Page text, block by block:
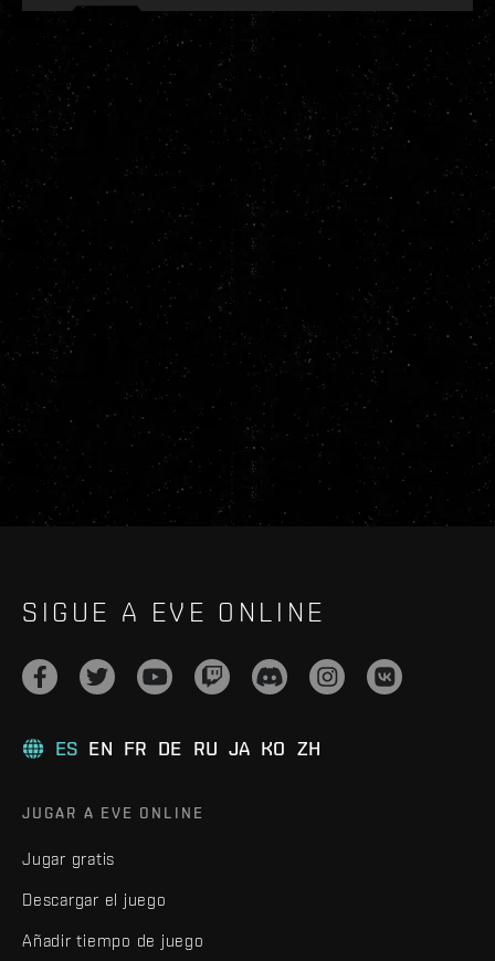
SIGUE A EVE ONLINE
ES EN FR DE RU JA KO ZH
JUGAR A EVE ONLINE
Jugar gratis
Descargar el juego
Añadir tiempo de juego